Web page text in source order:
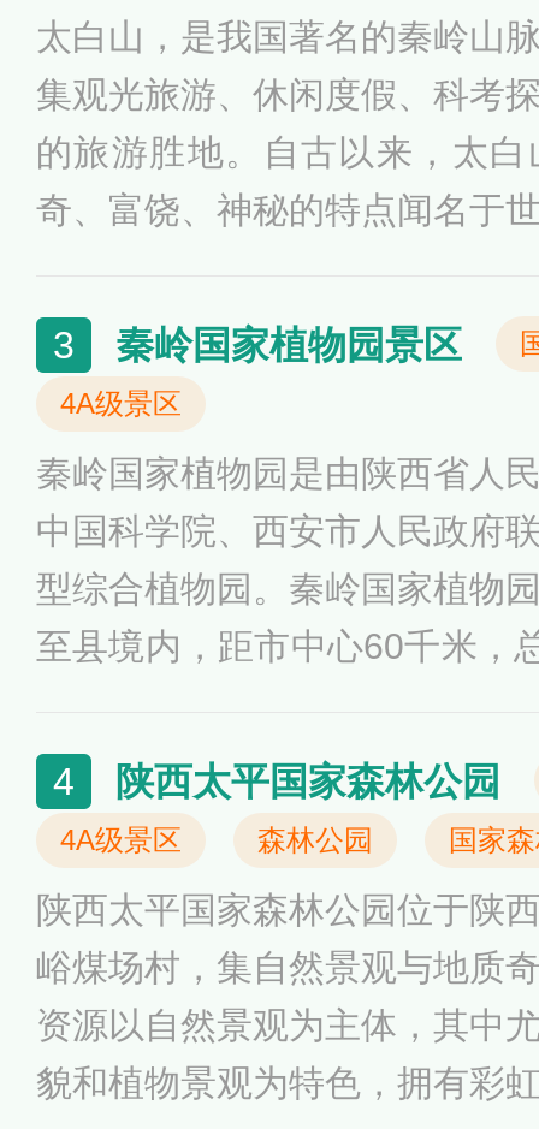
太白山，是我国著名的秦岭山
集观光旅游、休闲度假、科考
的旅游胜地。自古以来，太
奇、富饶、神秘的特点闻名于
象景观、奇花异草、人文历史
浑然一体，被誉为中国西部的
有名的自然景观有“太白积雪
山奇湖、万年不融冰洞、拔仙
3 秦岭国家植物园景区
4A级景区
秦岭国家植物园是由陕西省人
中国科学院、西安市人民政府
型综合植物园。秦岭国家植物
至县境内，距市中心60千米，
4°04′之间，属暖温带大陆性
00—900毫米，年平均温度
育、科学研究、公众教育、生
4 陕西太平国家森林公园
4A级景区 森林公园 国家
陕西太平国家森林公园位于陕
峪煤场村，集自然景观与地质
资源以自然景观为主体，其中
貌和植物景观为特色，拥有彩